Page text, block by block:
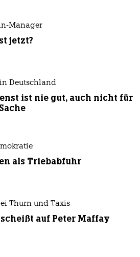
Manager
jetzt?
Deutschland
ist nie gut, auch nicht für
als Triebabfuhr
Thurn und Taxis
auf Peter Maffay